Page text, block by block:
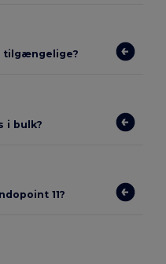
tilgængelige?
i bulk?
11?